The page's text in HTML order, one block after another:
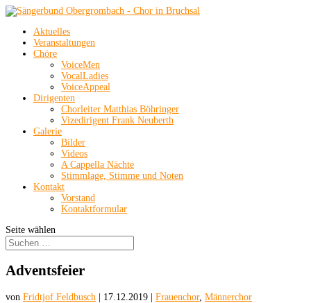
Aktuelles
Veranstaltungen
Chöre
VoiceMen
VocalLadies
VoiceAppeal
Dirigenten
Chorleiter Matthias Böhringer
Vizedirigent Frank Neuberth
Galerie
Bilder
Videos
A Cappella Nächte
Stimmlage, Stimme und Noten
Kontakt
Vorstand
Kontaktformular
Seite wählen
Adventsfeier
von Fridtjof Feldbusch 17.12.2019 Frauenchor, Männerchor